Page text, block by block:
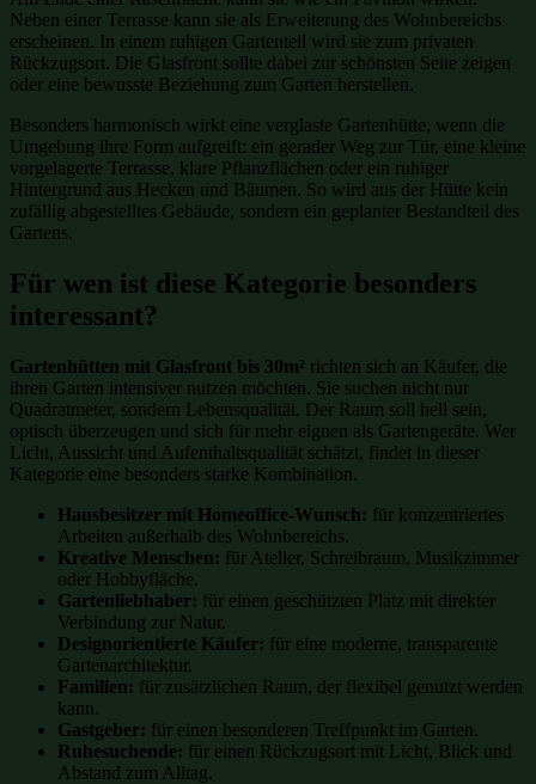
Neben einer Terrasse kann sie als Erweiterung des Wohnbereichs
erscheinen. In einem ruhigen Gartenteil wird sie zum privaten
Rückzugsort. Die Glasfront sollte dabei zur schönsten Seite zeigen
oder eine bewusste Beziehung zum Garten herstellen.
Besonders harmonisch wirkt eine verglaste Gartenhütte, wenn die
Umgebung ihre Form aufgreift: ein gerader Weg zur Tür, eine kleine
vorgelagerte Terrasse, klare Pflanzflächen oder ein ruhiger
Hintergrund aus Hecken und Bäumen. So wird aus der Hütte kein
zufällig abgestelltes Gebäude, sondern ein geplanter Bestandteil des
Gartens.
Für wen ist diese Kategorie besonders
interessant?
Gartenhütten mit Glasfront bis 30m² richten sich an Käufer, die
ihren Garten intensiver nutzen möchten. Sie suchen nicht nur
Quadratmeter, sondern Lebensqualität. Der Raum soll hell sein,
optisch überzeugen und sich für mehr eignen als Gartengeräte. Wer
Licht, Aussicht und Aufenthaltsqualität schätzt, findet in dieser
Kategorie eine besonders starke Kombination.
Hausbesitzer mit Homeoffice-Wunsch: für konzentriertes
Arbeiten außerhalb des Wohnbereichs.
Kreative Menschen: für Atelier, Schreibraum, Musikzimmer
oder Hobbyfläche.
Gartenliebhaber: für einen geschützten Platz mit direkter
Verbindung zur Natur.
Designorientierte Käufer: für eine moderne, transparente
Gartenarchitektur.
Familien: für zusätzlichen Raum, der flexibel genutzt werden
kann.
Gastgeber: für einen besonderen Treffpunkt im Garten.
Ruhesuchende: für einen Rückzugsort mit Licht, Blick und
Abstand zum Alltag.